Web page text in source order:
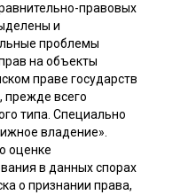
правовых
и
проблемы
на объекты
праве государств
прежде всего
типа. Специально
владение».
оценке
в данных спорах
о признании права,